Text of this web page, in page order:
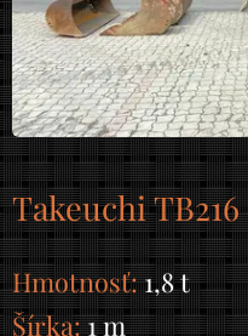
Takeuchi TB216
Hmotnosť:1,8 t
Šírka:1 m